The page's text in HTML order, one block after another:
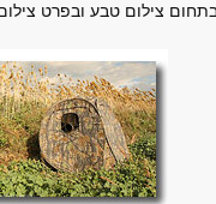
צילום טבע ובפרט